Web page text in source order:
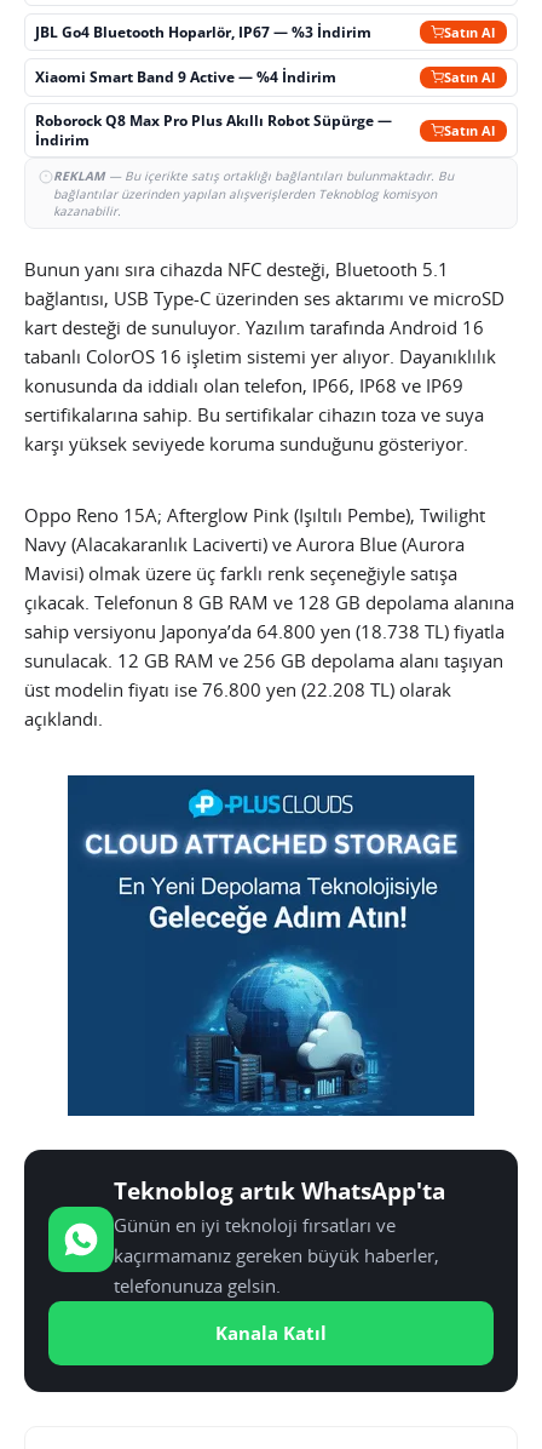
JBL Go4 Bluetooth Hoparlör, IP67 — %3 İndirim Satın Al
Xiaomi Smart Band 9 Active — %4 İndirim Satın Al
Roborock Q8 Max Pro Plus Akıllı Robot Süpürge —
İndirim
Satın Al
REKLAM— Bu içerikte satış ortaklığı bağlantıları bulunmaktadır. Bu
bağlantılar üzerinden yapılan alışverişlerden Teknoblog komisyon
kazanabilir.
Bunun yanı sıra cihazda NFC desteği, Bluetooth 5.1
bağlantısı, USB Type-C üzerinden ses aktarımı ve microSD
kart desteği de sunuluyor. Yazılım tarafında Android 16
tabanlı ColorOS 16 işletim sistemi yer alıyor. Dayanıklılık
konusunda da iddialı olan telefon, IP66, IP68 ve IP69
sertifikalarına sahip. Bu sertifikalar cihazın toza ve suya
karşı yüksek seviyede koruma sunduğunu gösteriyor.
Oppo Reno 15A; Afterglow Pink (Işıltılı Pembe), Twilight
Navy (Alacakaranlık Laciverti) ve Aurora Blue (Aurora
Mavisi) olmak üzere üç farklı renk seçeneğiyle satışa
çıkacak. Telefonun 8 GB RAM ve 128 GB depolama alanına
sahip versiyonu Japonya’da 64.800 yen (18.738 TL) fiyatla
sunulacak. 12 GB RAM ve 256 GB depolama alanı taşıyan
üst modelin fiyatı ise 76.800 yen (22.208 TL) olarak
açıklandı.
Teknoblog artık WhatsApp'ta
Günün en iyi teknoloji fırsatları ve
kaçırmamanız gereken büyük haberler,
telefonunuza gelsin.
Kanala Katıl